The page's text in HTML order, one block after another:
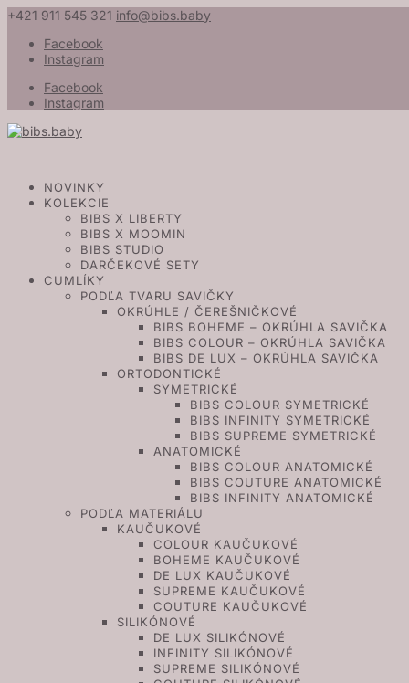
+421 911 545 321 info@bibs.baby
Facebook
Instagram
Facebook
Instagram
NOVINKY
KOLEKCIE
BIBS X LIBERTY
BIBS X MOOMIN
BIBS STUDIO
DARČEKOVÉ SETY
CUMLÍKY
PODĽA TVARU SAVIČKY
OKRÚHLE / ČEREŠNIČKOVÉ
BIBS BOHEME – OKRÚHLA SAVIČKA
BIBS COLOUR – OKRÚHLA SAVIČKA
BIBS DE LUX – OKRÚHLA SAVIČKA
ORTODONTICKÉ
SYMETRICKÉ
BIBS COLOUR SYMETRICKÉ
BIBS INFINITY SYMETRICKÉ
BIBS SUPREME SYMETRICKÉ
ANATOMICKÉ
BIBS COLOUR ANATOMICKÉ
BIBS COUTURE ANATOMICKÉ
BIBS INFINITY ANATOMICKÉ
PODĽA MATERIÁLU
KAUČUKOVÉ
COLOUR KAUČUKOVÉ
BOHEME KAUČUKOVÉ
DE LUX KAUČUKOVÉ
SUPREME KAUČUKOVÉ
COUTURE KAUČUKOVÉ
SILIKÓNOVÉ
DE LUX SILIKÓNOVÉ
INFINITY SILIKÓNOVÉ
SUPREME SILIKÓNOVÉ